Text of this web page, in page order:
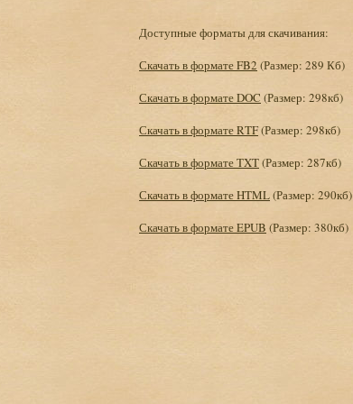
Доступные форматы для скачивания:
Скачать в формате FB2 (Размер: 289 Кб)
Скачать в формате DOC (Размер: 298кб)
Скачать в формате RTF(Размер: 298кб)
Скачать в формате TXT(Размер: 287кб)
Скачать в формате HTML(Размер: 290кб)
Скачать в формате EPUB (Размер: 380кб)